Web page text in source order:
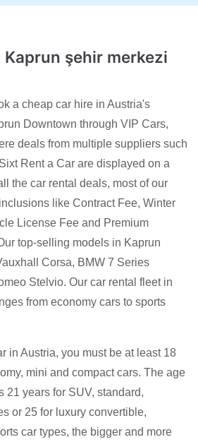
şehir merkezi
a cheap car hire in Austria's
Downtown through VIP Cars,
deals from multiple suppliers such
Rent a Car are displayed on a
the car rental deals, most of our
like Contract Fee, Winter
License Fee and Premium
top-selling models in Kaprun
Corsa, BMW 7 Series
Stelvio. Our car rental fleet in
from economy cars to sports
in Austria, you must be at least 18
mini and compact cars. The age
21 years for SUV, standard,
or 25 for luxury convertible,
car types, the bigger and more